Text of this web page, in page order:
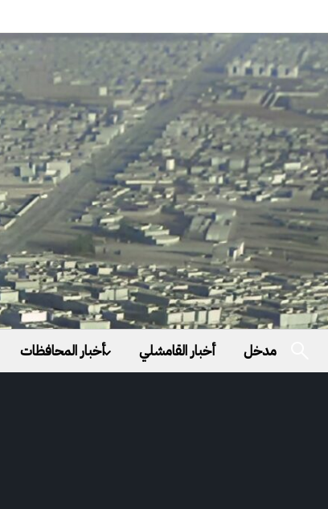
مدخل أخبار القامشلي أخبار المحافظات